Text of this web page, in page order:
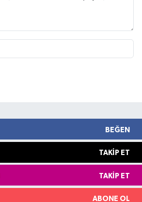
BEĞEN
TAKIP ET
TAKIP ET
ABONE OL